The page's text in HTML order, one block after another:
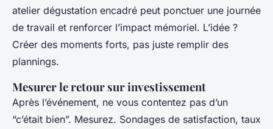
atelier dégustation encadré peut ponctuer une journée
de travail et renforcer l’impact mémoriel. L’idée ?
Créer des moments forts, pas juste remplir des
plannings.
Mesurer le retour sur investissement
Après l’événement, ne vous contentez pas d’un
“c’était bien”. Mesurez. Sondages de satisfaction, taux